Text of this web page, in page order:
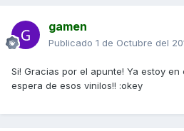
gamen
Publicado 1 de Octubre del
Si! Gracias por el apunte! Ya estoy
espera de esos vinilos!! :okey